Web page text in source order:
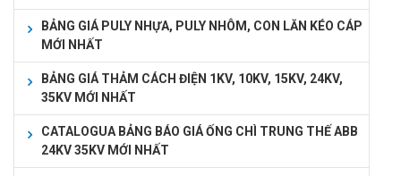
BẢNG GIÁ PULY NHỰA, PULY NHÔM, CON LĂN KÉO CÁP
MỚI NHẤT
BẢNG GIÁ THẢM CÁCH ĐIỆN 1KV, 10KV, 15KV, 24KV,
35KV MỚI NHẤT
CATALOGUA BẢNG BÁO GIÁ ỐNG CHÌ TRUNG THẾ ABB
24KV 35KV MỚI NHẤT